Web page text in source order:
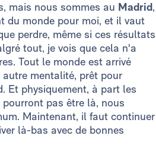
mais nous sommes au Madrid,
du monde pour moi, et il vaut
perdre, même si ces résultats
tout, je vois que cela n'a
Tout le monde est arrivé
mentalité, prêt pour
Et physiquement, à part les
pas être là, nous
Maintenant, il faut continuer
là-bas avec de bonnes